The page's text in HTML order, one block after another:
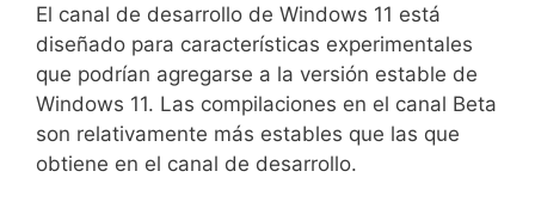
El canal de desarrollo de Windows 11 está
diseñado para características experimentales
que podrían agregarse a la versión estable de
Windows 11. Las compilaciones en el canal Beta
son relativamente más estables que las que
obtiene en el canal de desarrollo.